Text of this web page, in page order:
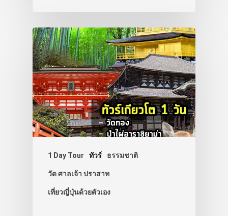
1 Day Tour ทัวร์ ธรรมชาติ
วัด ศาลเจ้า ปราสาท
เที่ยวญี่ปุ่นด้วยตัวเอง